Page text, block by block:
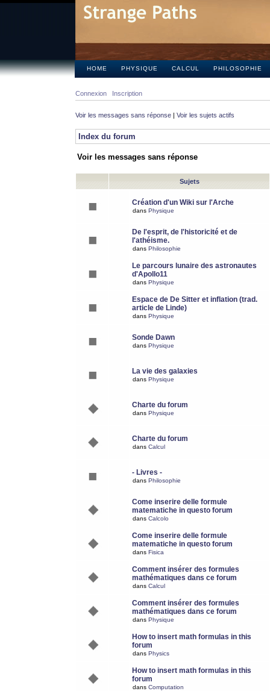
HOME PHYSIQUE CALCUL PHILOSOPHIE
Connexion Inscription
Voir les messages sans réponse | Voir les sujets actifs
Index du forum
Voir les messages sans réponse
Sujets
Création d'un Wiki sur l'Arche
dans Physique
De l'esprit, de l'historicité et de
l'athéisme.
dans Philosophie
Le parcours lunaire des astronautes
d'Apollo11
dans Physique
Espace de De Sitter et inflation (trad.
article de Linde)
dans Physique
Sonde Dawn
dans Physique
La vie des galaxies
dans Physique
Charte du forum
dans Physique
Charte du forum
dans Calcul
- Livres -
dans Philosophie
Come inserire delle formule
matematiche in questo forum
dans Calcolo
Come inserire delle formule
matematiche in questo forum
dans Fisica
Comment insérer des formules
mathématiques dans ce forum
dans Calcul
Comment insérer des formules
mathématiques dans ce forum
dans Physique
How to insert math formulas in this
forum
dans Physics
How to insert math formulas in this
forum
dans Computation